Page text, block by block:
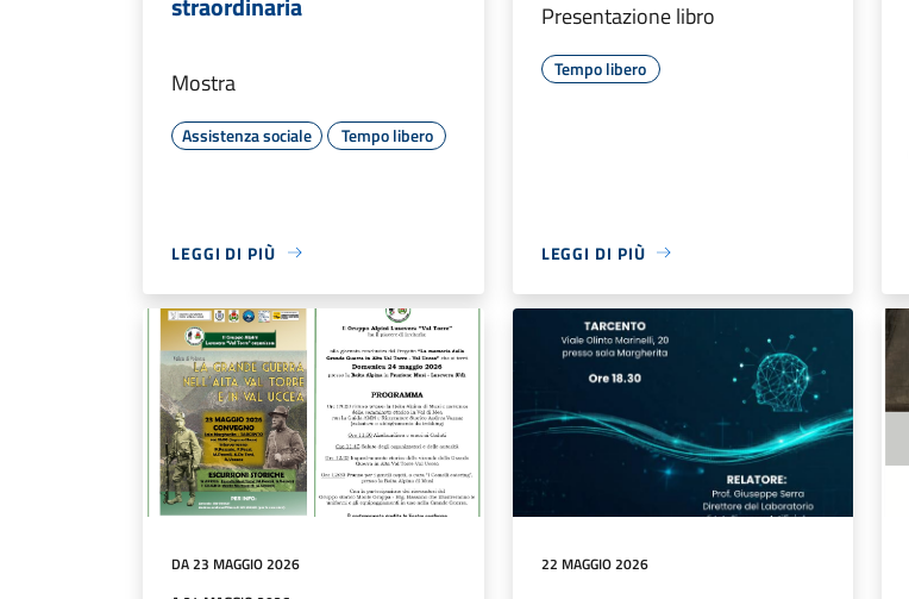
Mostra
Assistenza sociale Tempo libero
LEGGI DI PIÙ
Presentazione libro
Tempo libero
LEGGI DI PIÙ
DA 23 MAGGIO 2026
22 MAGGIO 2026